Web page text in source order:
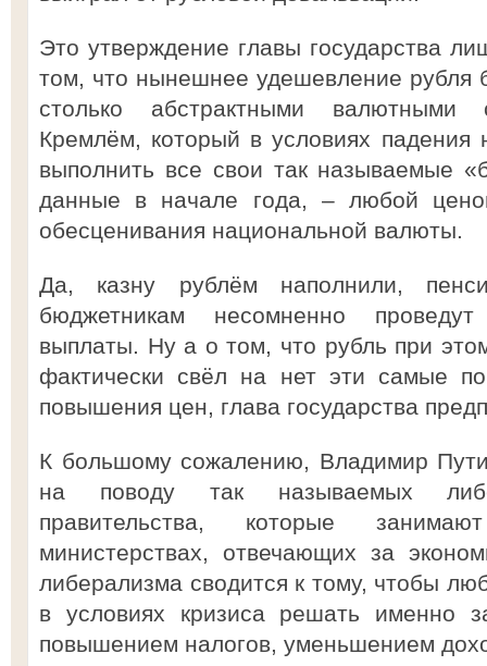
Это утверждение главы государства
том, что нынешнее удешевление рубля
столько абстрактными валютными
Кремлём, который в условиях падения
выполнить все свои так называемые
данные в начале года, – любой
обесценивания национальной валюты.
Да, казну рублём наполнили,
бюджетникам несомненно
выплаты. Ну а о том, что рубль при
фактически свёл на нет эти самые
повышения цен, глава государства
К большому сожалению, Владимир
на поводу так называемых
правительства, которые
министерствах, отвечающих за
либерализма сводится к тому, чтобы
в условиях кризиса решать именно
повышением налогов, уменьшением